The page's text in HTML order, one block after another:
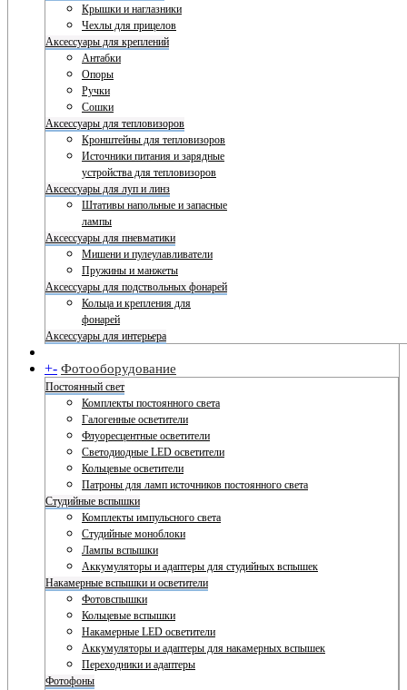
Крышки и наглазники
Чехлы для прицелов
Аксессуары для креплений
Антабки
Опоры
Ручки
Сошки
Аксессуары для тепловизоров
Кронштейны для тепловизоров
Источники питания и зарядные
устройства для тепловизоров
Аксессуары для луп и линз
Штативы напольные и запасные
лампы
Аксессуары для пневматики
Мишени и пулеулавливатели
Пружины и манжеты
Аксессуары для подствольных фонарей
Кольца и крепления для
фонарей
Аксессуары для интерьера
+- Фотооборудование
Постоянный свет
Комплекты постоянного света
Галогенные осветители
Флуоресцентные осветители
Светодиодные LED осветители
Кольцевые осветители
Патроны для ламп источников постоянного света
Студийные вспышки
Комплекты импульсного света
Студийные моноблоки
Лампы вспышки
Аккумуляторы и адаптеры для студийных вспышек
Накамерные вспышки и осветители
Фотовспышки
Кольцевые вспышки
Накамерные LED осветители
Аккумуляторы и адаптеры для накамерных вспышек
Переходники и адаптеры
Фотофоны